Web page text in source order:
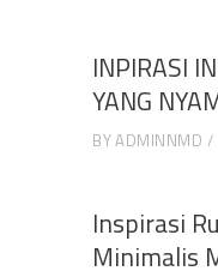
INPIRASI
YANG
BYADMINNMD
Inspirasi
Minimalis